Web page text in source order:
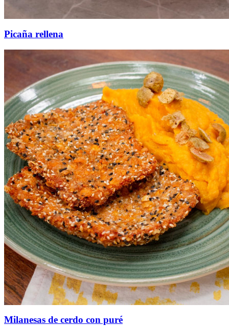
Picaña rellena
Milanesas de cerdo con puré